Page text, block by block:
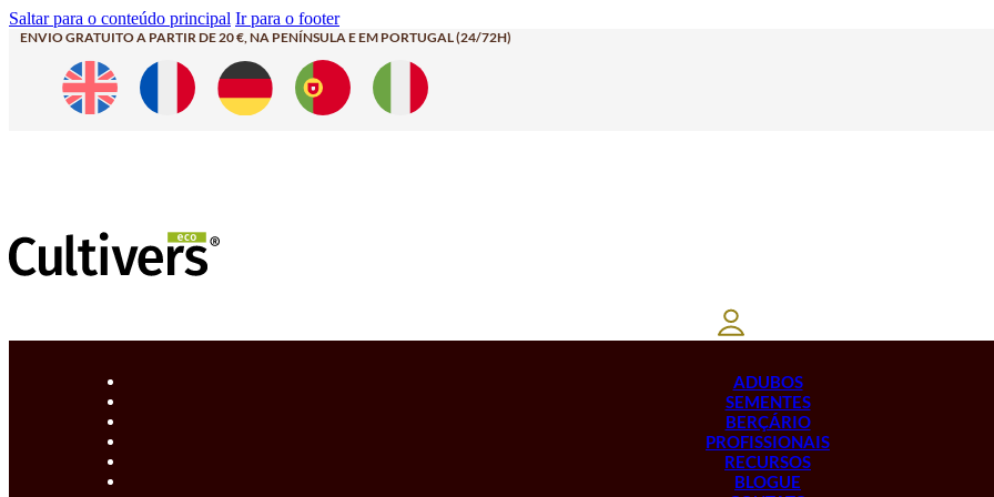
Saltar para o conteúdo principal Ir para o footer
ENVIO GRATUITO A PARTIR DE 20 €, NA PENÍNSULA E EM PORTUGAL (24/72H)
ADUBOS
SEMENTES
BERÇÁRIO
PROFISSIONAIS
RECURSOS
BLOGUE